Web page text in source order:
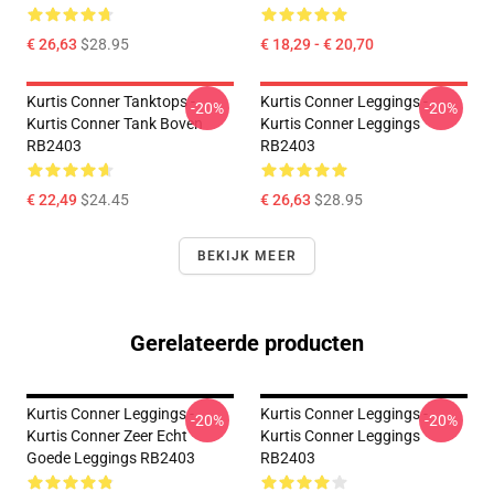
€ 26,63 $28.95 € 18,29 - € 20,70
Kurtis Conner Tanktops -
Kurtis Conner Tank Boven
RB2403
€ 22,49$24.45
-20%
Kurtis Conner Leggings -
Kurtis Conner Leggings
RB2403
€ 26,63 $28.95
-20%
BEKIJK MEER
Gerelateerde producten
Kurtis Conner Leggings -
Kurtis Conner Zeer Echt
Goede Leggings RB2403
-20%
Kurtis Conner Leggings -
Kurtis Conner Leggings
RB2403
-20%